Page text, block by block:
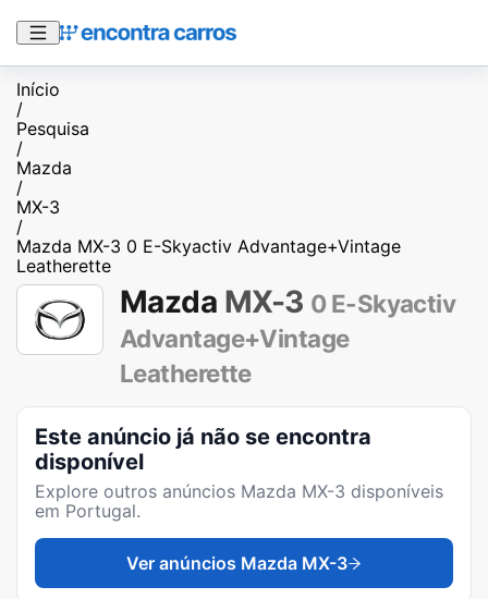
Início
/
Pesquisa
/
Mazda
/
MX-3
/
Mazda MX-3 0 E-Skyactiv Advantage+Vintage
Leatherette
Mazda MX-3 0 E-Skyactiv
Advantage+Vintage
Leatherette
Este anúncio já não se encontra
disponível
Explore outros anúncios Mazda MX-3 disponíveis
em Portugal.
Ver anúncios Mazda MX-3